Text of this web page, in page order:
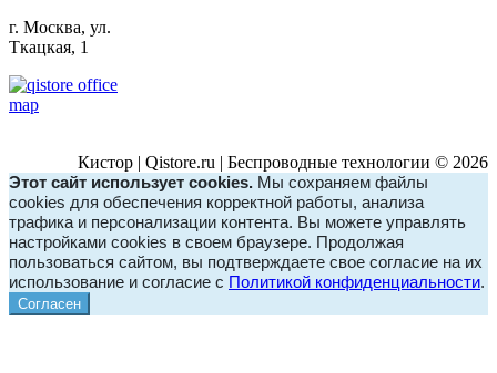
г. Москва, ул.
Ткацкая, 1
Кистор | Qistore.ru | Беспроводные технологии © 2026
Этот сайт использует cookies. Мы сохраняем файлы
cookies для обеспечения корректной работы, анализа
трафика и персонализации контента. Вы можете управлять
настройками cookies в своем браузере. Продолжая
пользоваться сайтом, вы подтверждаете свое согласие на их
использование и согласие с Политикой конфиденциальности.
Согласен